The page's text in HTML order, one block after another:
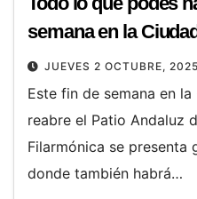
semana en la
JUEVES 2 OCTUBRE, 2025
Este fin de semana en
reabre el Patio Andaluz
Filarmónica se presenta
donde también habrá…